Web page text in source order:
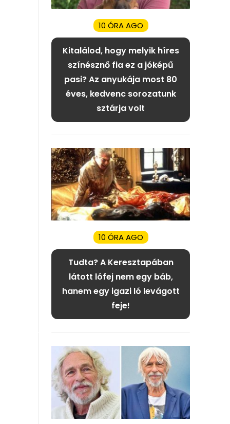
10 ÓRA AGO
Kitalálod, hogy melyik híres
színésznő fia ez a jóképű
pasi? Az anyukája most 80
éves, kedvenc sorozatunk
sztárja volt
10 ÓRA AGO
Tudta? A Keresztapában
látott lófej nem egy báb,
hanem egy igazi ló levágott
feje!